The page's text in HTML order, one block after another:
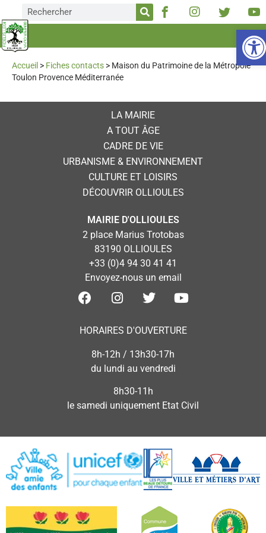
Accueil > Fiches contacts > Maison du Patrimoine de la Métropole
Toulon Provence Méditerranée
LA MAIRIE
A TOUT ÂGE
CADRE DE VIE
URBANISME & ENVIRONNEMENT
CULTURE ET LOISIRS
DÉCOUVRIR OLLIOULES
MAIRIE D'OLLIOULES
2 place Marius Trotobas
83190 OLLIOULES
+33 (0)4 94 30 41 41
Envoyez-nous un email
HORAIRES D'OUVERTURE
8h-12h / 13h30-17h
du lundi au vendredi
8h30-11h
le samedi uniquement Etat Civil